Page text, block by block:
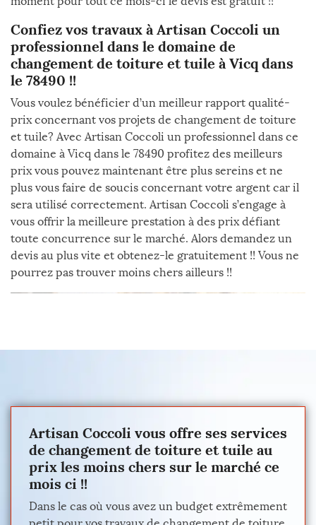
Confiez vos travaux à Artisan Coccoli un
professionnel dans le domaine de
changement de toiture et tuile à Vicq dans
le 78490 !!
Vous voulez bénéficier d’un meilleur rapport qualité-
prix concernant vos projets de changement de toiture
et tuile? Avec Artisan Coccoli un professionnel dans ce
domaine à Vicq dans le 78490 profitez des meilleurs
prix vous pouvez maintenant être plus sereins et ne
plus vous faire de soucis concernant votre argent car il
sera utilisé correctement. Artisan Coccoli s’engage à
vous offrir la meilleure prestation à des prix défiant
toute concurrence sur le marché. Alors demandez un
devis au plus vite et obtenez-le gratuitement !! Vous ne
pourrez pas trouver moins chers ailleurs !!
Artisan Coccoli vous offre ses services
de changement de toiture et tuile au
prix les moins chers sur le marché ce
mois ci !!
Dans le cas où vous avez un budget extrêmement